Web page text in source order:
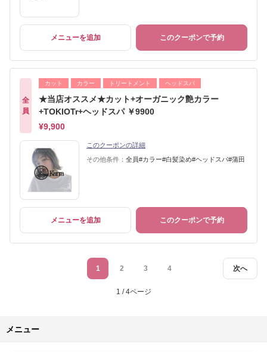
メニューを追加 このクーポンで予約
全
員
カット カラー トリートメント ヘッドスパ
★当店オススメ★カット+オーガニック艶カラー
+TOKIOTr+ヘッドスパ ￥9900
¥9,900
このクーポンの詳細
その他条件： 全員#カラー#白髪染め#ヘッドスパ#蒲田
メニューを追加 このクーポンで予約
次へ
1 2 3 4
1 / 4ページ
メニュー